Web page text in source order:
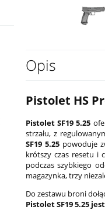
Opis
Pistolet HS
Pistolet SF19 5.25
strzału, z
SF19 5.25 powoduje
krótszy czas resetu i
podczas szybkiego
magazynka, trzy
Do zestawu broni
Pistolet SF19 5.25